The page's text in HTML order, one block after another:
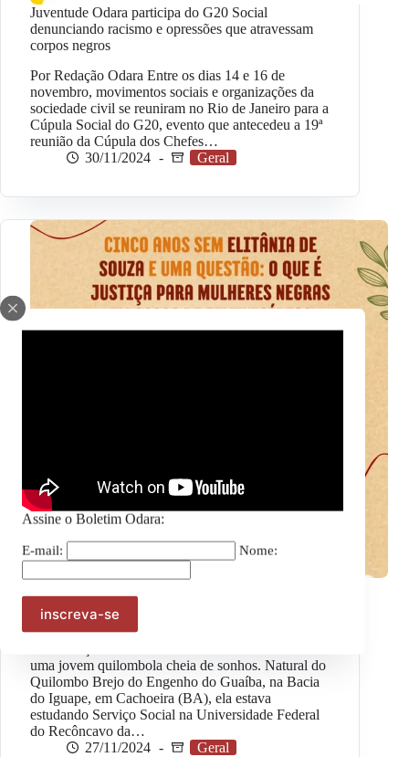
Assine o Boletim Odara:
E-mail: Nome:
Juventude Odara participa do G20 Social
denunciando racismo e opressões que atravessam
corpos negros
Por Redação Odara Entre os dias 14 e 16 de
novembro, movimentos sociais e organizações da
sociedade civil se reuniram no Rio de Janeiro para a
Cúpula Social do G20, evento que antecedeu a 19ª
reunião da Cúpula dos Chefes…
30/11/2024
Geral
que é Justiça para Mulheres Negras em casos de
feminicídio?
uma jovem quilombola cheia de sonhos. Natural do
Quilombo Brejo do Engenho do Guaíba, na Bacia
do Iguape, em Cachoeira (BA), ela estava
estudando Serviço Social na Universidade Federal
do Recôncavo da…
27/11/2024
Geral